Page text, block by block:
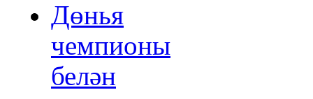
Дөнья
чемпионы
белән